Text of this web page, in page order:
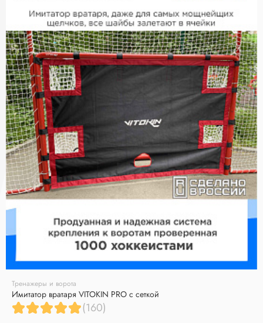
Тренажеры и ворота
Имитатор вратаря VITOKIN PRO с сеткой
(160)